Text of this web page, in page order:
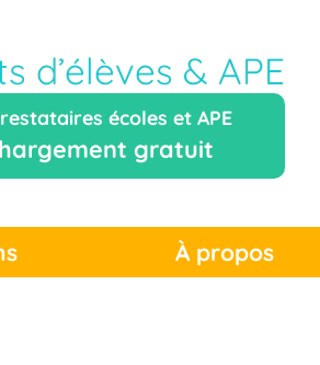
d’élèves & APE
écoles et APE
gratuit
À propos